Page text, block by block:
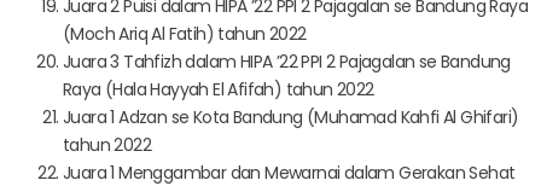
Juara 2 Puisi dalam HIPA ’22 PPI 2 Pajagalan se Bandung Raya
(Moch Ariq Al Fatih) tahun 2022
Juara 3 Tahfizh dalam HIPA ’22 PPI 2 Pajagalan se Bandung
Raya (Hala Hayyah El Afifah) tahun 2022
Juara 1 Adzan se Kota Bandung (Muhamad Kahfi Al Ghifari)
tahun 2022
Juara 1 Menggambar dan Mewarnai dalam Gerakan Sehat